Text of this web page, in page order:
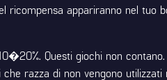
appariranno nel tuo
Questi giochi non
razza di non vengono